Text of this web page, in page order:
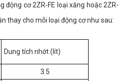
động cơ 2ZR-FE loại xăng hoặc 2ZR-
thay cho mỗi loại động cơ như sau:
Dung tích nhớt (lít)
3.5